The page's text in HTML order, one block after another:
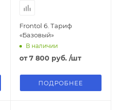
Frontol 6. Тариф
«Базовый»
В наличии
от7 800 руб. /шт
ПОДРОБНЕЕ